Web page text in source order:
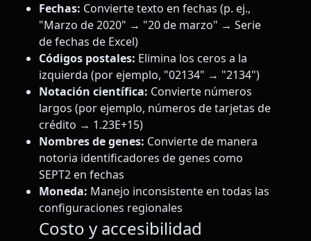
Fechas: Convierte texto en fechas (p. ej.,
"Marzo de 2020" → "20 de marzo" → Serie
de fechas de Excel)
Códigos postales: Elimina los ceros a la
izquierda (por ejemplo, "02134" → "2134")
Notación científica: Convierte números
largos (por ejemplo, números de tarjetas de
crédito → 1.23E+15)
Nombres de genes: Convierte de manera
notoria identificadores de genes como
SEPT2 en fechas
Moneda: Manejo inconsistente en todas las
configuraciones regionales
Costo y accesibilidad